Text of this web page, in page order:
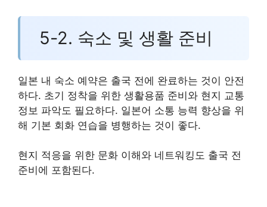
5-2. 숙소 및 생활 준비
일본 내 숙소 예약은 출국 전에 완료하는 것이 안전
하다. 초기 정착을 위한 생활용품 준비와 현지 교통
정보 파악도 필요하다. 일본어 소통 능력 향상을 위
해 기본 회화 연습을 병행하는 것이 좋다.
현지 적응을 위한 문화 이해와 네트워킹도 출국 전
준비에 포함된다.